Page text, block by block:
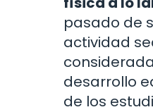
pasado de
actividad
desarrollo
de los